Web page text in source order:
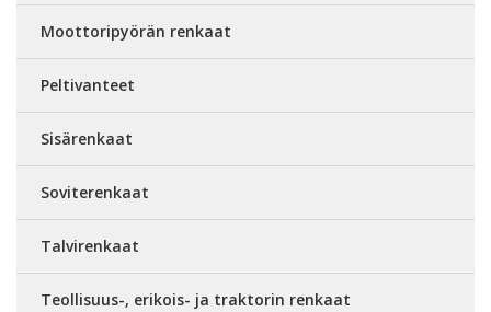
Moottoripyörän renkaat
Peltivanteet
Sisärenkaat
Soviterenkaat
Talvirenkaat
Teollisuus-, erikois- ja traktorin renkaat